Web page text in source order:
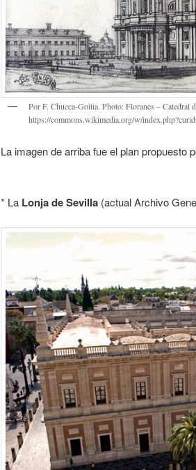
Por F. Chueca-Goitia. Photo: Floranes – Catedral
https://commons.wikimedia.org/w/
La imagen de arriba fue el plan propuesto
* La Lonja de Sevilla (actual Archivo